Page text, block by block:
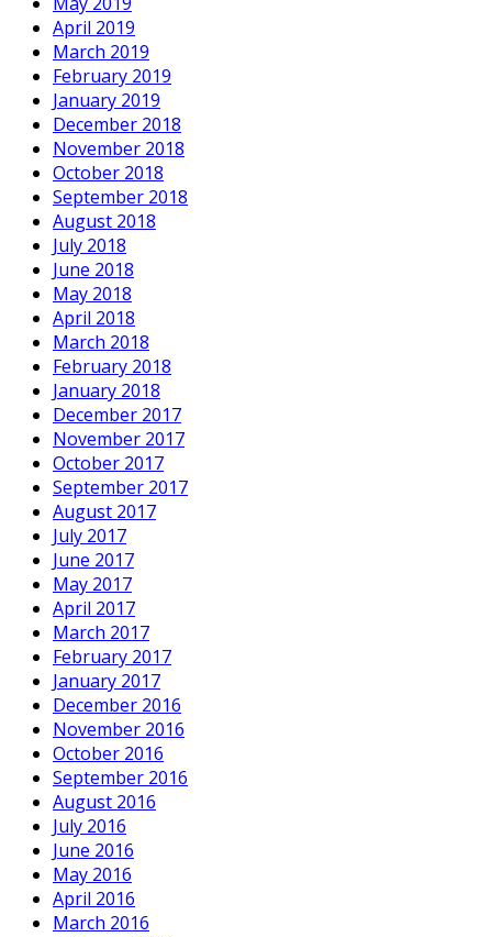
April 2019
March 2019
February 2019
January 2019
December 2018
November 2018
October 2018
September 2018
August 2018
July 2018
June 2018
May 2018
April 2018
March 2018
February 2018
January 2018
December 2017
November 2017
October 2017
September 2017
August 2017
July 2017
June 2017
May 2017
April 2017
March 2017
February 2017
January 2017
December 2016
November 2016
October 2016
September 2016
August 2016
July 2016
June 2016
May 2016
April 2016
March 2016